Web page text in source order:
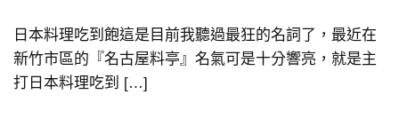
日本料理吃到飽這是目前我聽過最狂的名詞了，最近在
新竹市區的『名古屋料亭』名氣可是十分響亮，就是主
打日本料理吃到 […]